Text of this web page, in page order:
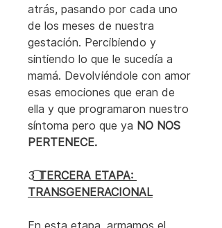
atrás, pasando por cada uno
de los meses de nuestra
gestación. Percibiendo y
sintiendo lo que le sucedía a
mamá. Devolviéndole con amor
esas emociones que eran de
ella y que programaron nuestro
síntoma pero que ya NO NOS
PERTENECE.
3️⃣TERCERA ETAPA:
TRANSGENERACIONAL